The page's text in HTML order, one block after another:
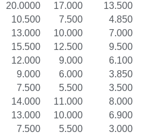
17.000
20.0000
23.000
7.500
10.500
13.500
10.000
13.000
16.000
12.500
15.500
18.500
9.000
12.000
15.000
6.000
9.000
12.000
5.500
7.500
10.000
11.000
14.000
17.000
10.000
13.000
16.000
5.500
7.500
10.000